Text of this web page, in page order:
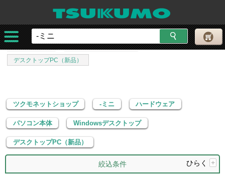
ツクモネットショップ
パソコン本体
Windowsデスクトップ
デスクトップPC（新品）
ツクモネットショップ -ミニ ハードウェア
パソコン本体 Windowsデスクトップ
デスクトップPC（新品）
絞込条件 ひらく +